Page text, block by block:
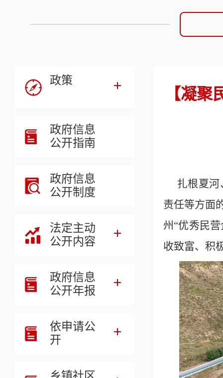
政策
政府信息
公开指南
政府信息
公开制度
法定主动
公开内容
政府信息
公开年报
依申请公
开
【凝
扎根夏
责任等方面
州“优秀民
收致富、积